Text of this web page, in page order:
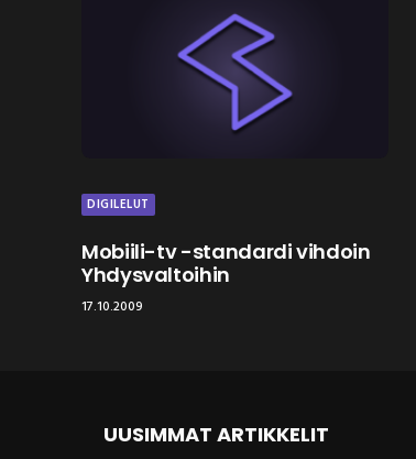
DIGILELUT
Mobiili-tv -standardi vihdoin
Yhdysvaltoihin
17.10.2009
UUSIMMAT ARTIKKELIT